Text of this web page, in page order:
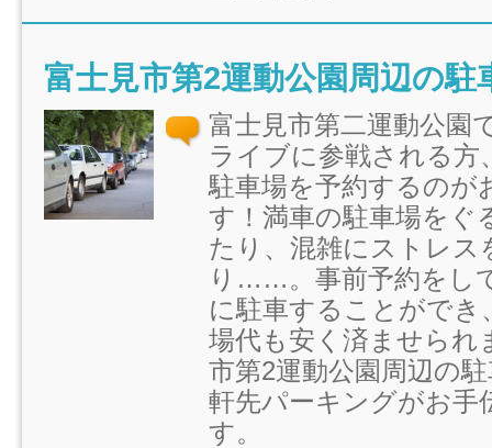
富士見市第2運動公園周辺の駐
富士見市第二運動公園
ライブに参戦される方
駐車場を予約するのが
す！満車の駐車場をぐ
たり、混雑にストレス
り……。事前予約をし
に駐車することができ
場代も安く済ませられ
市第2運動公園周辺の
軒先パーキングがお手
す。